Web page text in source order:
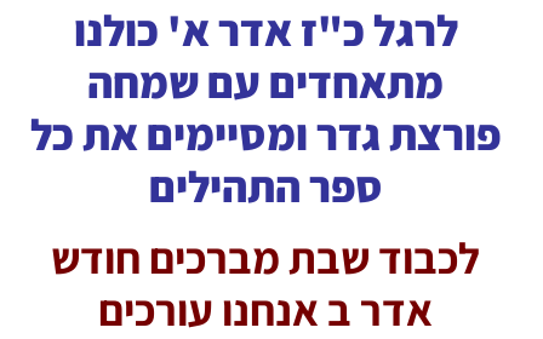
לרגל כ"ז אדר א' כולנו
מתאחדים עם שמחה
פורצת גדר ומסיימים את כל
ספר התהילים
לכבוד שבת מברכים חודש
אדר ב אנחנו עורכים